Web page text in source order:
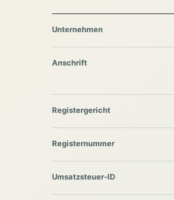
Unternehmen
Anschrift
Registergericht
Registernummer
Umsatzsteuer-ID